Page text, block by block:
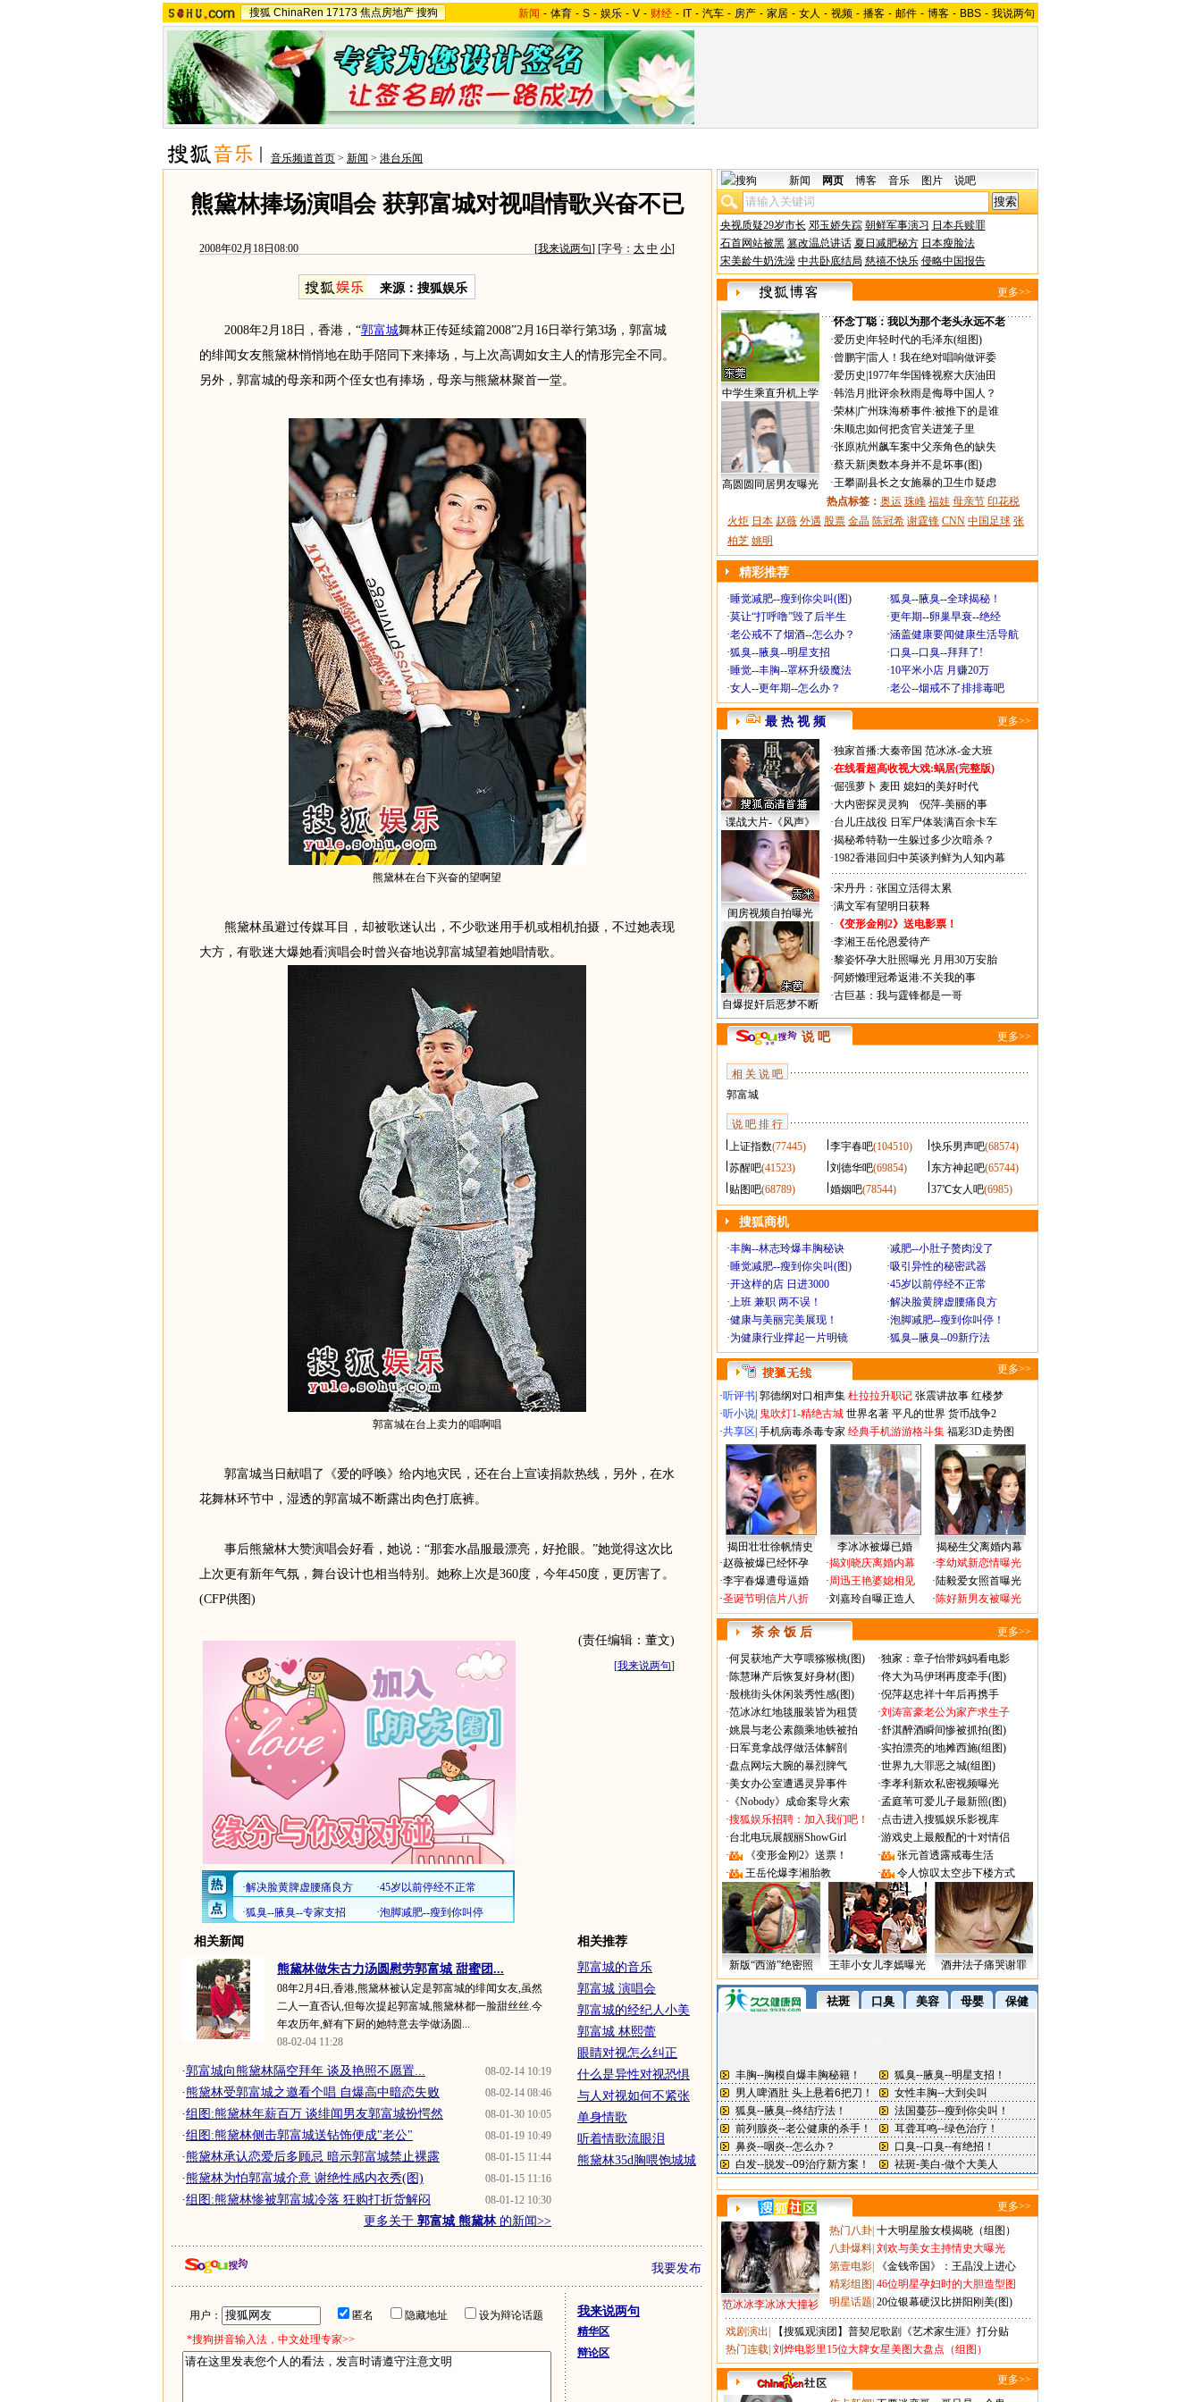
搜狐 ChinaRen 17173 焦点房地产 搜狗 新闻 - 体育 - S - 娱乐 - V - 财经 - IT - 汽车 - 房产 - 家居 - 女人 - 视频 - 播客 - 邮件 - 博客 - BBS - 我说两句
音乐频道首页 > 新闻 > 港台乐闻
熊黛林捧场演唱会 获郭富城对视唱情歌兴奋不已
2008年02月18日08:00 [我来说两句] [字号： 大 中 小]
来源：搜狐娱乐
2008年2月18日，香港，“郭富城舞林正传延续篇2008”2月16日举行第3场，郭富城
的绯闻女友熊黛林悄悄地在助手陪同下来捧场，与上次高调如女主人的情形完全不同。
另外，郭富城的母亲和两个侄女也有捧场，母亲与熊黛林聚首一堂。
熊黛林在台下兴奋的望啊望
熊黛林虽避过传媒耳目，却被歌迷认出，不少歌迷用手机或相机拍摄，不过她表现
大方，有歌迷大爆她看演唱会时曾兴奋地说郭富城望着她唱情歌。
郭富城在台上卖力的唱啊唱
郭富城当日献唱了《爱的呼唤》给内地灾民，还在台上宣读捐款热线，另外，在水
花舞林环节中，湿透的郭富城不断露出肉色打底裤。
事后熊黛林大赞演唱会好看，她说：“那套水晶服最漂亮，好抢眼。”她觉得这次比
上次更有新年气氛，舞台设计也相当特别。她称上次是360度，今年450度，更厉害了。
(CFP供图)
(责任编辑：董文)
[我来说两句]
相关新闻
熊黛林做朱古力汤圆慰劳郭富城 甜蜜团...
08年2月4日,香港,熊黛林被认定是郭富城的绯闻女友,虽然
二人一直否认,但每次提起郭富城,熊黛林都一脸甜丝丝.今
年农历年,鲜有下厨的她特意去学做汤圆...
08-02-04 11:28
08-02-14 10:19
·郭富城向熊黛林隔空拜年 谈及艳照不愿置...
08-02-14 08:46
·熊黛林受郭富城之邀看个唱 自爆高中暗恋失败
08-01-30 10:05
·组图:熊黛林年薪百万 谈绯闻男友郭富城扮愕然
08-01-19 10:49
·组图:熊黛林侧击郭富城送钻饰便成"老公"
08-01-15 11:44
·熊黛林承认恋爱后多顾忌 暗示郭富城禁止裸露
08-01-15 11:16
·熊黛林为怕郭富城介意 谢绝性感内衣秀(图)
08-01-12 10:30
·组图:熊黛林惨被郭富城冷落 狂购打折货解闷
更多关于 郭富城 熊黛林的新闻>>
相关推荐
郭富城的音乐
郭富城 演唱会
郭富城的经纪人小美
郭富城 林熙蕾
眼睛对视怎么纠正
什么是异性对视恐惧
与人对视如何不紧张
单身情歌
听着情歌流眼泪
熊黛林35d胸喂饱城城
我要发布
用户： 匿名 隐藏地址
设为辩论话题
*搜狗拼音输入法，中文处理专家>>
我来说两句
精华区
辩论区
新闻 网页 博客 音乐 图片 说吧
央视质疑29岁市长 邓玉娇失踪 朝鲜军事演习 日本兵赎罪
石首网站被黑 篡改温总讲话 夏日减肥秘方 日本瘦脸法
宋美龄牛奶洗澡 中共卧底结局 慈禧不快乐 侵略中国报告
更多>>
中学生乘直升机上学
高圆圆同居男友曝光
·怀念丁聪：我以为那个老头永远不老
·爱历史 年轻时代的毛泽东(组图)
·曾鹏宇|雷人！我在绝对唱响做评委
·爱历史 1977年华国锋视察大庆油田
·韩浩月 批评余秋雨是侮辱中国人？
·荣林| 广州珠海桥事件:被推下的是谁
·朱顺忠 如何把贪官关进笼子里
·张原|杭州飙车案中父亲角色的缺失
·蔡天新|奥数本身并不是坏事(图)
·王攀|副县长之女施暴的卫生巾疑虑
热点标签： 奥运 珠峰 福娃 母亲节 印花税
火炬 日本 赵薇 外遇 股票 金晶 陈冠希 谢霆锋 CNN 中国足球 张
柏芝 姚明
精彩推荐
·睡觉减肥--瘦到你尖叫(图) ·狐臭--腋臭--全球揭秘！
·莫让“打呼噜”毁了后半生 ·更年期--卵巢早衰--绝经
·老公戒不了烟酒--怎么办？ ·涵盖健康要闻健康生活导航
·狐臭--腋臭--明星支招 ·口臭--口臭--拜拜了!
·睡觉--丰胸--罩杯升级魔法 ·10平米小店 月赚20万
·女人--更年期--怎么办？ ·老公--烟戒不了排排毒吧
最 热 视 频 更多>>
谍战大片-《风声》
闺房视频自拍曝光
自爆捉奸后恶梦不断
·独家首播:大秦帝国 范冰冰-金大班
·在线看超高收视大戏:蜗居(完整版)
·倔强萝卜 麦田 媳妇的美好时代
·大内密探灵灵狗
倪萍-美丽的事
·台儿庄战役 日军尸体装满百余卡车
·揭秘希特勒一生躲过多少次暗杀？
·1982香港回归中英谈判鲜为人知内幕
·宋丹丹：张国立活得太累
·满文军有望明日获释
· 《变形金刚2》送电影票！
·李湘王岳伦恩爱待产
·黎姿怀孕大肚照曝光 月用30万安胎
·阿娇懒理冠希返港:不关我的事
·古巨基：我与霆锋都是一哥
说 吧 更多>>
相 关 说 吧
郭富城
说 吧 排 行
上证指数(77445) 李宇春吧(104510) 快乐男声吧(68574)
苏醒吧(41523) 刘德华吧(69854) 东方神起吧(65744)
贴图吧(68789) 婚姻吧(78544) 37℃女人吧(6985)
搜狐商机
·丰胸--林志玲爆丰胸秘诀 ·减肥--小肚子赘肉没了
·睡觉减肥--瘦到你尖叫(图) ·吸引异性的秘密武器
·开这样的店 日进3000 ·45岁以前停经不正常
·上班 兼职 两不误！ ·解决脸黄脾虚腰痛良方
·健康与美丽完美展现！ ·泡脚减肥--瘦到你叫停！
·为健康行业撑起一片明镜 ·狐臭--腋臭--09新疗法
更多>>
·听评书 郭德纲对口相声集 杜拉拉升职记 张震讲故事 红楼梦
·听小说 鬼吹灯1-精绝古城 世界名著 平凡的世界 货币战争2
·共享区 手机病毒杀毒专家 经典手机游游格斗集 福彩3D走势图
揭田壮壮徐帆情史 李冰冰被爆已婚
揭秘生父离婚内幕
·赵薇被爆已经怀孕
·李宇春爆遭母逼婚
·圣诞节明信片八折
·揭刘晓庆离婚内幕
·周迅王艳婆媳相见
·刘嘉玲自曝正造人
·李幼斌新恋情曝光
·陆毅爱女照首曝光
·陈好新男友被曝光
茶 余 饭 后 更多>>
·何炅获地产大亨喂猕猴桃(图) ·独家：章子怡带妈妈看电影
·陈慧琳产后恢复好身材(图) ·佟大为马伊琍再度牵手(图)
·殷桃街头休闲装秀性感(图) ·倪萍赵忠祥十年后再携手
·范冰冰红地毯服装皆为租赁 ·刘涛富豪老公为家产求生子
·姚晨与老公素颜乘地铁被拍 ·舒淇醉酒瞬间惨被抓拍(图)
· 日军竟拿战俘做活体解剖 ·实拍漂亮的地摊西施(组图)
·盘点网坛大腕的暴烈脾气 ·世界九大罪恶之城(组图)
·美女办公室遭遇灵异事件 ·李孝利新欢私密视频曝光
· 《Nobody》成命案导火索 ·孟庭苇可爱儿子最新照(图)
·搜狐娱乐招聘：加入我们吧！ ·点击进入搜狐娱乐影视库
·台北电玩展靓丽ShowGirl ·游戏史上最般配的十对情侣
·
《变形金刚2》送票！ ·
张元首透露戒毒生活
·
王岳伦爆李湘胎教 · 令人惊叹太空步下楼方式
新版“西游”绝密照 王菲小女儿李嫣曝光 酒井法子痛哭谢罪
更多>>
范冰冰李冰冰大撞衫
热门八卦 十大明星脸女模揭晓（组图）
八卦爆料 刘欢与美女主持情史大曝光
第壹电影
《金钱帝国》：王晶没上进心
精彩组图 46位明星孕妇时的大胆造型图
明星话题 20位银幕硬汉比拼阳刚美(图)
戏剧演出
【搜狐观演团】普契尼歌剧《艺术家生涯》打分贴
热门连载 刘烨电影里15位大牌女星美图大盘点（组图）
更多>>